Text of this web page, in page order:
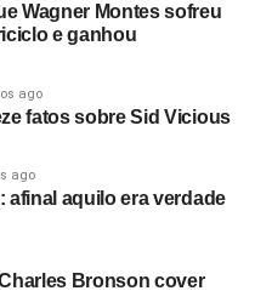
Wagner Montes sofreu
e ganhou
ago
fatos sobre Sid Vicious
ago
afinal aquilo era verdade
Bronson cover